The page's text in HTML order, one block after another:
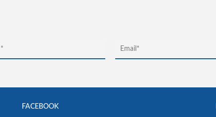
FACEBOOK